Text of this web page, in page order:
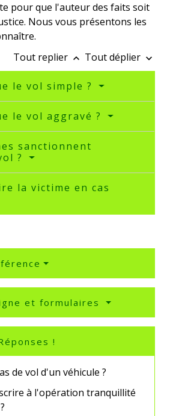
pour que l'auteur des faits soit
Nous vous présentons les
Tout replier keyboard_arrow_up Tout déplier keyboard_arrow_down
le vol simple ?
le vol aggravé ?
sanctionnent
?
la victime en cas
et formulaires
!
de vol d'un véhicule ?
à l'opération tranquillité